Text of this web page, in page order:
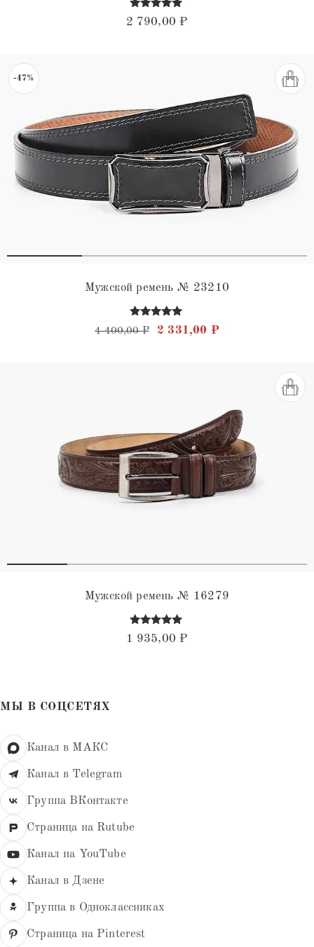
Оценка
4.87
2 790,00 ₽
-47%
Мужской ремень № 23210
Оценка
4.95
4 400,00₽ Первоначальная цена
2 331,00 ₽Текущая цена:
Мужской ремень № 16279
Оценка
4.79
1 935,00 ₽
МЫ В СОЦСЕТЯХ
Канал в МАКС
Канал в Telegram
Группа ВКонтакте
Страница на Rutube
Канал на YouTube
Канал в Дзене
Группа в Одноклассниках
Страница на Pinterest